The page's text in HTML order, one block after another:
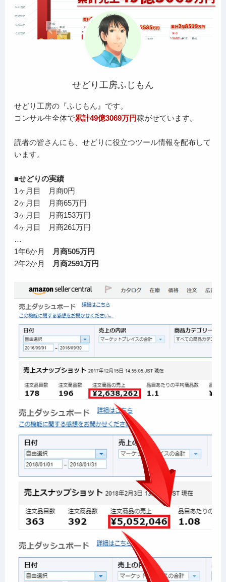
せどり工房ふじもん
せどり工房の『ふじもん』です。
コンサル生全体で累計49億3069万円稼がせています。
読者の皆さんにも、せどりに役立つツール情報を配布して
います。
■せどりの実績
1ヶ月目 月商0円
2ヶ月目 月商65万円
3ヶ月目 月商153万円
4ヶ月目 月商261万円
…
1年6か月
月商505万円
2年2か月
月商2591万円